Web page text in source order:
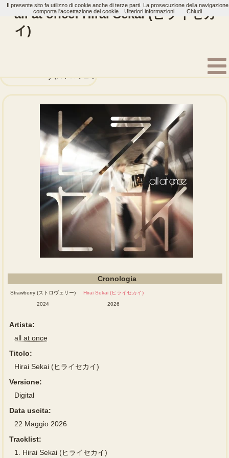
all at once: Hirai Sekai (ヒライセカ
イ)
Strawberry (ストロヴェリー)
Cronologia
Strawberry (ストロヴェリー)
2024
Hirai Sekai (ヒライセカイ)
2026
Artista:
all at once
Titolo:
Hirai Sekai (ヒライセカイ)
Versione:
Digital
Data uscita:
22 Maggio 2026
Tracklist:
1.
Hirai Sekai (ヒライセカイ)
Il presente sito fa utilizzo di cookie anche di terze parti. La prosecuzione della navigazione
comporta l'accettazione dei cookie.
Ulteriori informazioni Chiudi